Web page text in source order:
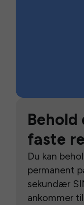
Behold
faste
Du kan
permanent
sekundær
ankommer